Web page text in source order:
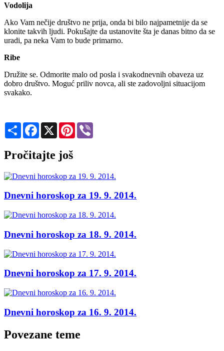
Vodolija
Ako Vam nečije društvo ne prija, onda bi bilo najpametnije da se
klonite takvih ljudi. Pokušajte da ustanovite šta je danas bitno da se
uradi, pa neka Vam to bude primarno.
Ribe
Družite se. Odmorite malo od posla i svakodnevnih obaveza uz
dobro društvo. Moguć priliv novca, ali ste zadovoljni situacijom
svakako.
Share Facebook
X Pinterest
Pročitajte još
Dnevni horoskop za 19. 9. 2014.
Dnevni horoskop za 18. 9. 2014.
Dnevni horoskop za 17. 9. 2014.
Dnevni horoskop za 16. 9. 2014.
Povezane teme